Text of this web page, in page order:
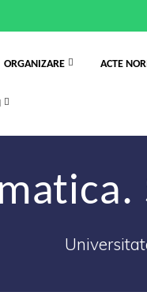
ORGANIZARE ACTE